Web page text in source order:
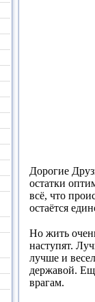
Дорогие
остатки
всё, что
остаётся
Но жить
наступят.
лучше и
державой.
врагам.